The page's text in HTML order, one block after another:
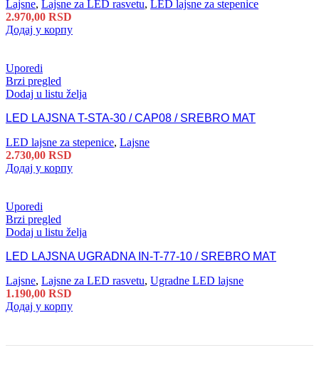
Lajsne, Lajsne za LED rasvetu, LED lajsne za stepenice
2.970,00 RSD
Додај у корпу
Uporedi
Brzi pregled
Dodaj u listu želja
LED LAJSNA T-STA-30 / CAP08 / SREBRO MAT
LED lajsne za stepenice, Lajsne
2.730,00 RSD
Додај у корпу
Uporedi
Brzi pregled
Dodaj u listu želja
LED LAJSNA UGRADNA IN-T-77-10 / SREBRO MAT
Lajsne, Lajsne za LED rasvetu, Ugradne LED lajsne
1.190,00 RSD
Додај у корпу